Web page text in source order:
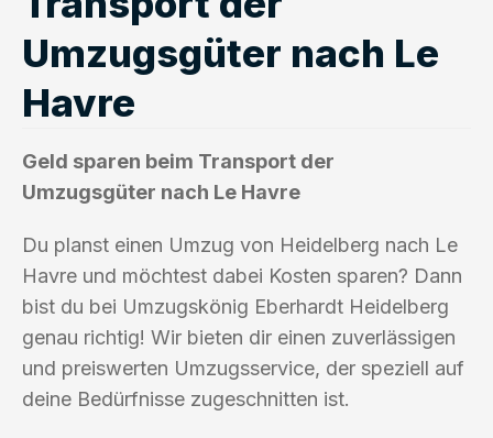
Umzugsgüter nach Le
Havre
Geld sparen beim Transport der
Umzugsgüter nach Le Havre
Du planst einen Umzug von Heidelberg nach Le
Havre und möchtest dabei Kosten sparen? Dann
bist du bei Umzugskönig Eberhardt Heidelberg
genau richtig! Wir bieten dir einen zuverlässigen
und preiswerten Umzugsservice, der speziell auf
deine Bedürfnisse zugeschnitten ist.